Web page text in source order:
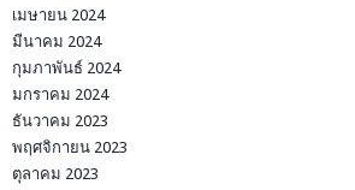
เมษายน 2024
มีนาคม 2024
กุมภาพันธ์ 2024
มกราคม 2024
ธันวาคม 2023
พฤศจิกายน 2023
ตุลาคม 2023